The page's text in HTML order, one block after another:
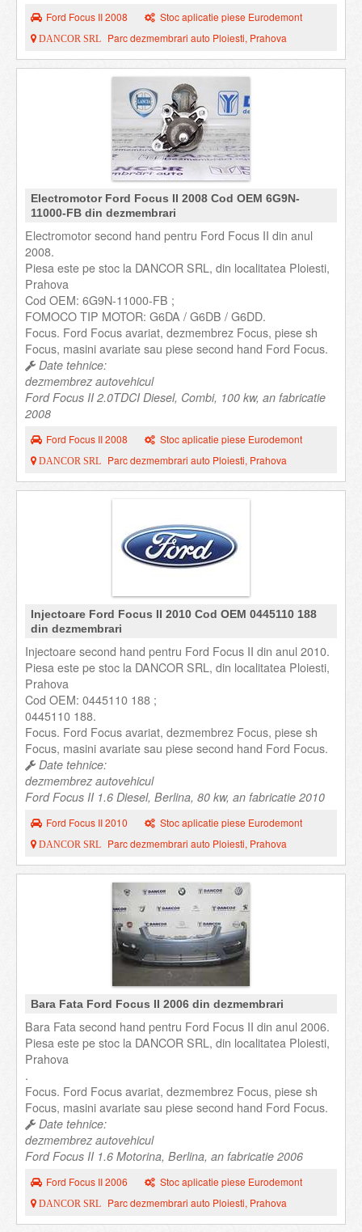
Ford Focus II 2008 Stoc aplicatie piese Eurodemont
DANCOR SRL Parc dezmembrari auto Ploiesti, Prahova
Electromotor Ford Focus II 2008 Cod OEM 6G9N-
11000-FB din dezmembrari
Electromotor second hand pentru Ford Focus II din anul
2008.
Piesa este pe stoc la DANCOR SRL, din localitatea Ploiesti,
Prahova
Cod OEM: 6G9N-11000-FB ;
FOMOCO TIP MOTOR: G6DA / G6DB / G6DD.
Focus. Ford Focus avariat, dezmembrez Focus, piese sh
Focus, masini avariate sau piese second hand Ford Focus.
Date tehnice:
dezmembrez autovehicul
Ford Focus II 2.0TDCI Diesel, Combi, 100 kw, an fabricatie
2008
Ford Focus II 2008 Stoc aplicatie piese Eurodemont
DANCOR SRL Parc dezmembrari auto Ploiesti, Prahova
Injectoare Ford Focus II 2010 Cod OEM 0445110 188
din dezmembrari
Injectoare second hand pentru Ford Focus II din anul 2010.
Piesa este pe stoc la DANCOR SRL, din localitatea Ploiesti,
Prahova
Cod OEM: 0445110 188 ;
0445110 188.
Focus. Ford Focus avariat, dezmembrez Focus, piese sh
Focus, masini avariate sau piese second hand Ford Focus.
Date tehnice:
dezmembrez autovehicul
Ford Focus II 1.6 Diesel, Berlina, 80 kw, an fabricatie 2010
Ford Focus II 2010 Stoc aplicatie piese Eurodemont
DANCOR SRL Parc dezmembrari auto Ploiesti, Prahova
Bara Fata Ford Focus II 2006 din dezmembrari
Bara Fata second hand pentru Ford Focus II din anul 2006.
Piesa este pe stoc la DANCOR SRL, din localitatea Ploiesti,
Prahova
.
Focus. Ford Focus avariat, dezmembrez Focus, piese sh
Focus, masini avariate sau piese second hand Ford Focus.
Date tehnice:
dezmembrez autovehicul
Ford Focus II 1.6 Motorina, Berlina, an fabricatie 2006
Ford Focus II 2006 Stoc aplicatie piese Eurodemont
DANCOR SRL Parc dezmembrari auto Ploiesti, Prahova